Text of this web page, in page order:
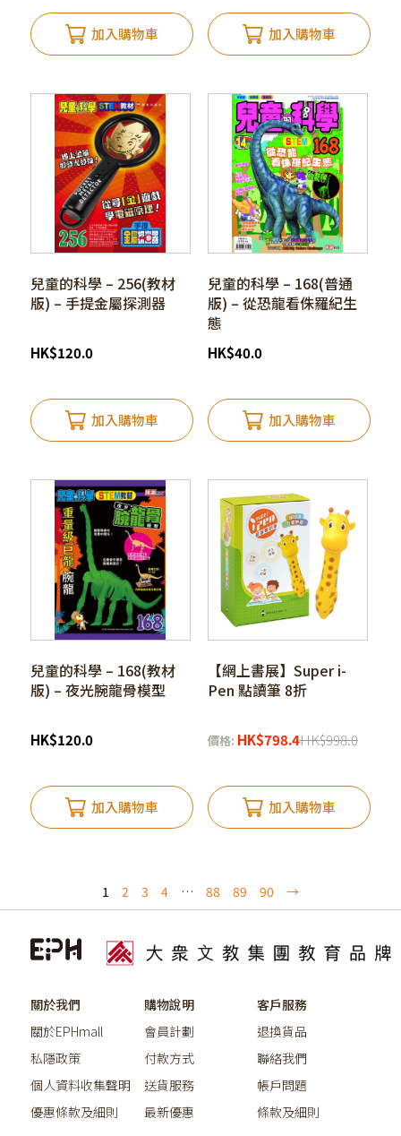
加入購物車 加入購物車
兒童的科學 – 256(教材
版) – 手提金屬探測器
HK$120.0
加入購物車
兒童的科學 – 168(普通
版) – 從恐龍看侏羅紀生
態
HK$40.0
加入購物車
兒童的科學 – 168(教材
版) – 夜光腕龍骨模型
HK$120.0
加入購物車
【網上書展】Super i-
Pen 點讀筆 8折
價格: HK$798.4HK$998.0
加入購物車
1 2 3 4 … 88 89 90 →
關於我們
關於EPHmall
私隱政策
個人資料收集聲明
優惠條款及細則
購物說明
會員計劃
付款方式
送貨服務
最新優惠
客戶服務
退換貨品
聯絡我們
帳戶問題
條款及細則